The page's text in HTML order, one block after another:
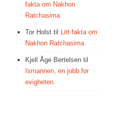
fakta om Nakhon
Ratchasima
Tor Holsttil
Litt fakta om
Nakhon Ratchasima
Kjell Åge Bertelsentil
Ismannen, en jobb for
evigheten